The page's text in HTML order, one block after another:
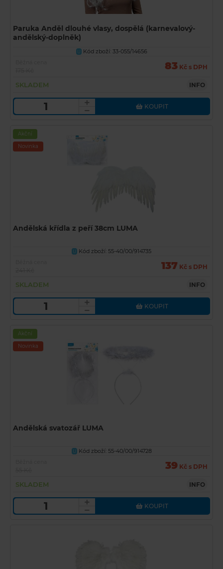
Paruka Anděl dlouhé vlasy, dospělá (karnevalový-
andělský-doplněk)
U Kód zboží: 33-055/14656
83 Kč s DPH
SKLADEM INFO
KOUPIT
Akční
Novinka
Andělská křídla z peří 38cm LUMA
U
Kód zboží: 55-40/00/914735
137 Kč s DPH
SKLADEM INFO
KOUPIT
Akční
Novinka
Andělská svatozář LUMA
U Kód zboží: 55-40/00/914728
39 Kč s DPH
SKLADEM INFO
KOUPIT